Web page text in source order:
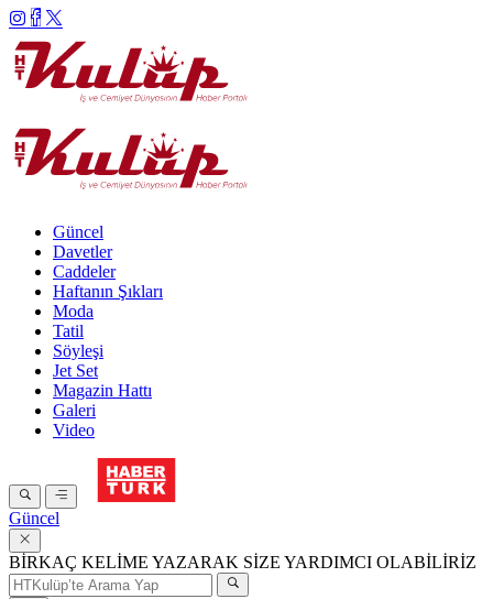
Güncel
Davetler
Caddeler
Haftanın Şıkları
Moda
Tatil
Söyleşi
Jet Set
Magazin Hattı
Galeri
Video
Güncel
BİRKAÇ KELİME YAZARAK SİZE YARDIMCI OLABİLİRİZ